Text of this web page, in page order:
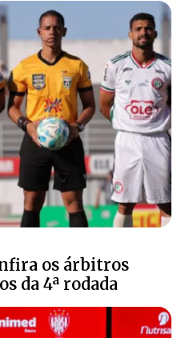
os árbitros
da 4ª rodada